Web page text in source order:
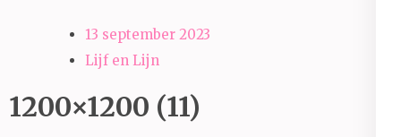
13 september 2023
Lijf en Lijn
1200×1200 (11)